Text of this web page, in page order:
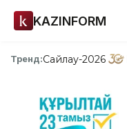
KAZINFORM
Тренд:Сайлау-2026